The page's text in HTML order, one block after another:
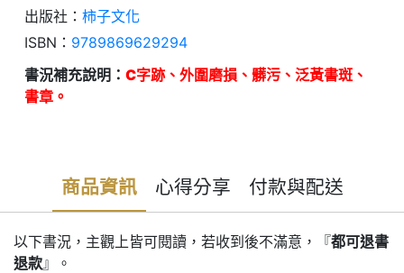
出版社： 柿子文化
ISBN： 9789869629294
書況補充說明： C字跡、外圍磨損、髒污、泛黃書斑、
書章。
商品資訊 心得分享 付款與配送
以下書況，主觀上皆可閱讀，若收到後不滿意，『都可退書
退款』。